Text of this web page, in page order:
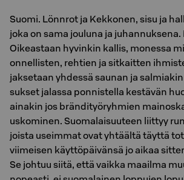
Suomi. Lönnrot ja Kekkonen, sisu ja
joka on sama jouluna ja juhannuksena.
Oikeastaan hyvinkin kallis, monessa
onnellisten, rehtien ja sitkaitten
jaksetaan yhdessä saunan ja
sukset jalassa ponnistella kestävän
ainakin jos brändityöryhmien
uskominen. Suomalaisuuteen liittyy
joista useimmat ovat yhtäältä täyttä
viimeisen käyttöpäivänsä jo aikaa
Se johtuu siitä, että vaikka maailma